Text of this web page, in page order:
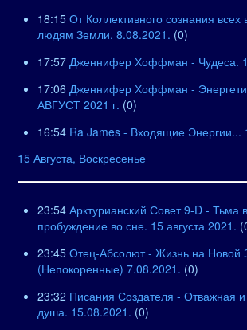
18:15 От Коллективного сознания всех
людям Земли. 8.08.2021. (0)
17:57 Дженнифер Хоффман - Чудеса.
17:06 Дженнифер Хоффман -
АВГУСТ 2021 г. (0)
16:54 Ra James - Входящие Энергии...
15 Августа, Воскресенье
23:54 Арктурианский Совет 9-D - Тьма
пробуждение во сне. 15 августа 2021.
23:45 Отец-Абсолют - Жизнь на Новой
(Непокоренные) 7.08.2021. (0)
23:32 Писания Создателя - Отважная и
душа. 15.08.2021. (0)